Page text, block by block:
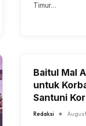
Timur…
Baitul Mal
untuk
Santuni
Redaksi